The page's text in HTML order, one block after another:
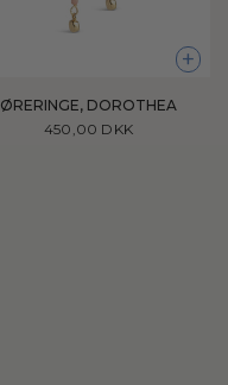
+
ØRERINGE, DOROTHEA
450,00 DKK